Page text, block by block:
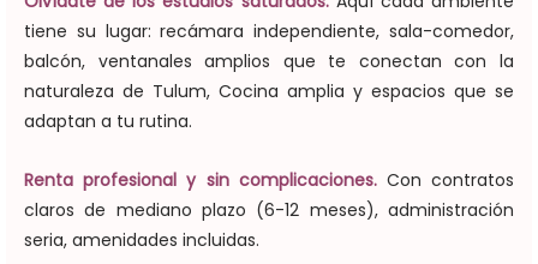
tiene su lugar: recámara independiente, sala-comedor,
balcón, ventanales amplios que te conectan con la
naturaleza de Tulum, Cocina amplia y espacios que se
adaptan a tu rutina.
Renta profesional y sin complicaciones.Con contratos
claros de mediano plazo (6-12 meses), administración
seria, amenidades incluidas.